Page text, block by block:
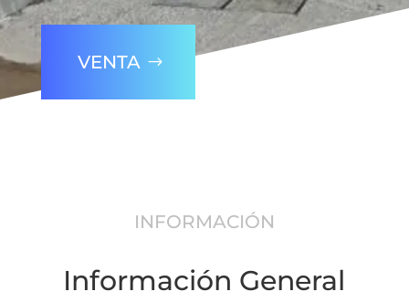
VENTA
INFORMACIÓN
Información General